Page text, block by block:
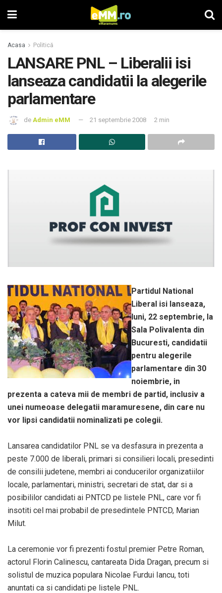
Acasa Politică
LANSARE PNL – Liberalii isi
lanseaza candidatii la alegerile
parlamentare
de Admin eMM 21 septembrie 2008 2 min
Partidul National
Liberal isi lanseaza,
luni, 22 septembrie, la
Sala Polivalenta din
Bucuresti, candidatii
pentru alegerile
parlamentare din 30
noiembrie, in
prezenta a cateva mii de membri de partid, inclusiv a
unei numeoase delegatii maramuresene, din care nu
vor lipsi candidatii nominalizati pe colegii.
Lansarea candidatilor PNL se va desfasura in prezenta a
peste 7.000 de liberali, primari si consilieri locali, presedinti
de consilii judetene, membri ai conducerilor organizatiilor
locale, parlamentari, ministri, secretari de stat, dar si a
posibililor candidati ai PNTCD pe listele PNL, care vor fi
insotiti cel mai probabil de presedintele PNTCD, Marian
Milut.
La ceremonie vor fi prezenti fostul premier Petre Roman,
actorul Florin Calinescu, cantareata Dida Dragan, precum si
solistul de muzica populara Nicolae Furdui Iancu, toti
anuntati ca si candidati pe listele PNL.